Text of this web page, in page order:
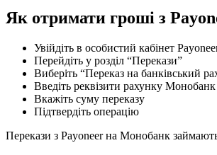
Як отримати гроші з
Увійдіть в особистий кабінет
Перейдіть у розділ “Перекази”
Виберіть “Переказ на банківський
Введіть реквізити рахунку Монобанк
Вкажіть суму переказу
Підтвердіть операцію
Перекази з Payoneer на Монобанк